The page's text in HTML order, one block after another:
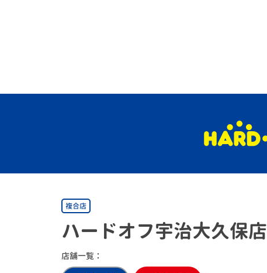
複合店
ハードオフ宇治大久保店
店舗一覧：